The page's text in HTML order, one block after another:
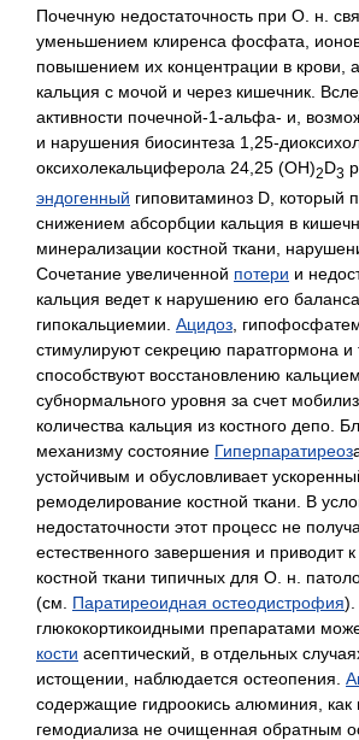
Почечную недостаточность при О. н.
уменьшением клиренса фосфата,
повышением их концентрации в крови,
кальция с мочой и через кишечник.
активности почечной-1-альфа- и,
и нарушения биосинтеза 1,25-
оксихолекальциферола 24,25 (OH)2D3
эндогенный гиповитаминоз D, который
снижением абсорбции кальция в
минерализации костной ткани,
Сочетание увеличенной потери и
кальция ведет к нарушению его
гипокальциемии. Ацидоз ,
стимулируют секрецию паратгормона
способствуют восстановлению
субнормального уровня за счет
количества кальция из костного депо.
механизму состояние Гиперпаратиреоз
устойчивым и обусловливает
ремоделирование костной ткани. В
недостаточности этот процесс не
естественного завершения и приводит
костной ткани типичных для О. н.
(см. Паратиреоидная остеодистрофия).
глюкокортикоидными препаратами
кости асептический,
в отдельных
истощении, наблюдается остеопения.
содержащие гидроокись алюминия,
гемодиализа не очищенная обратным